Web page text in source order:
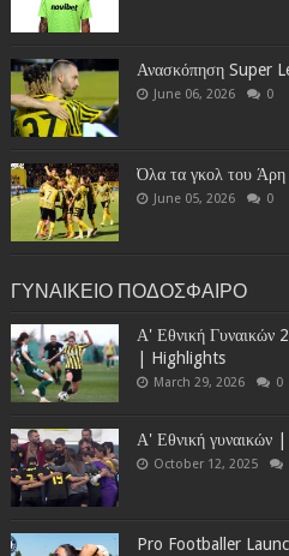
Ανασκόπηση Super
June 06, 2026 0
Όλα τα γκολ του
June 05, 2026 0
ΓΥΝΑΙΚΕΙΟ ΠΟΔΟΣΦΑΙΡΟ
Α' Εθνική
| Highlights
March 29, 2026 0
Α' Εθνική
October 12, 2025
Pro Footballer